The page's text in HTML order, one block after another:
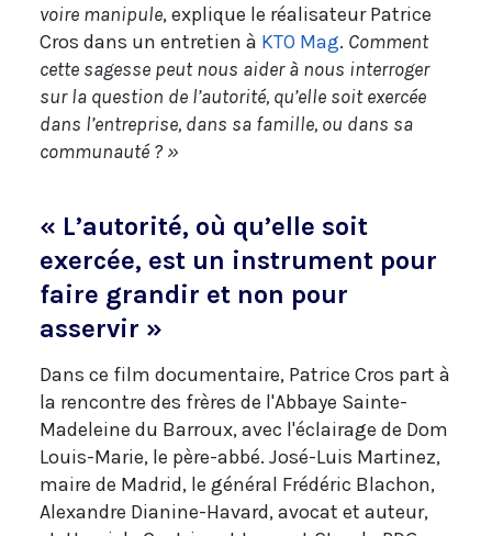
voire manipule, explique le réalisateur Patrice
Cros dans un entretien à KTO Mag. Comment
cette sagesse peut nous aider à nous interroger
sur la question de l’autorité, qu’elle soit exercée
dans l’entreprise, dans sa famille, ou dans sa
communauté ? »
« L’autorité, où qu’elle soit
exercée, est un instrument pour
faire grandir et non pour
asservir »
Dans ce film documentaire, Patrice Cros part à
la rencontre des frères de l'Abbaye Sainte-
Madeleine du Barroux, avec l'éclairage de Dom
Louis-Marie, le père-abbé. José-Luis Martinez,
maire de Madrid, le général Frédéric Blachon,
Alexandre Dianine-Havard, avocat et auteur,